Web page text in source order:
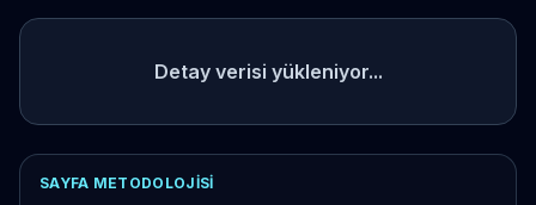
Detay verisi yükleniyor...
SAYFA METODOLOJISI